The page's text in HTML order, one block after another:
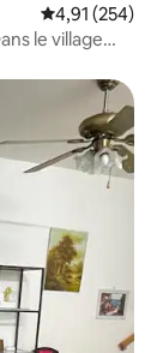
Évaluation
4,91 (254)